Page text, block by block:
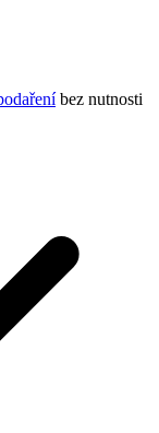
bez nutnosti